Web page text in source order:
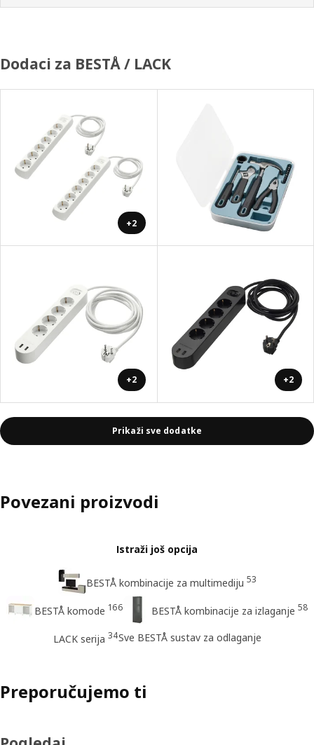
Dodaci za BESTÅ / LACK
+2
+2 +2
Prikaži sve dodatke
Povezani proizvodi
Istraži još opcija
BESTÅ kombinacije za multimediju 53
BESTÅ komode 166 BESTÅ kombinacije za izlaganje 58
LACK serija 34Sve BESTÅ sustav za odlaganje
Preporučujemo ti